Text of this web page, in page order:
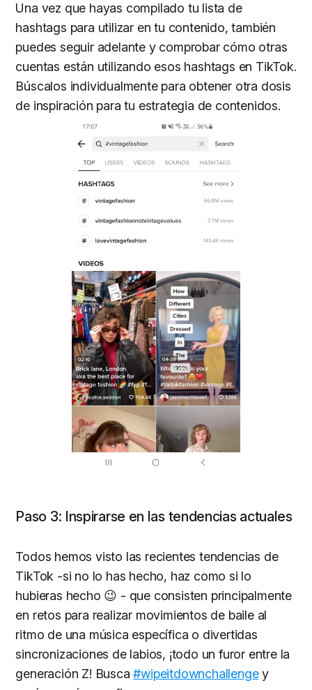
Una vez que hayas compilado tu lista de
hashtags para utilizar en tu contenido, también
puedes seguir adelante y comprobar cómo otras
cuentas están utilizando esos hashtags en TikTok.
Búscalos individualmente para obtener otra dosis
de inspiración para tu estrategia de contenidos.
Paso 3: Inspirarse en las tendencias actuales
Todos hemos visto las recientes tendencias de
TikTok -si no lo has hecho, haz como si lo
hubieras hecho 😉 - que consisten principalmente
en retos para realizar movimientos de baile al
ritmo de una música específica o divertidas
sincronizaciones de labios, ¡todo un furor entre la
generación Z! Busca#wipeitdownchallengey